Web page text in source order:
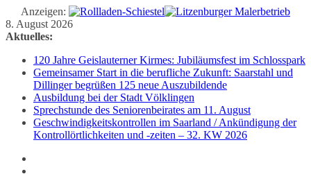
Anzeigen:
Zum
Inhalt
8. August 2026
Aktuelles:
120 Jahre Geislauterner Kirmes: Jubiläumsfest im Schlosspark
Gemeinsamer Start in die berufliche Zukunft: Saarstahl und
Dillinger begrüßen 125 neue Auszubildende
Ausbildung bei der Stadt Völklingen
Sprechstunde des Seniorenbeirates am 11. August
Geschwindigkeitskontrollen im Saarland / Ankündigung der
Kontrollörtlichkeiten und -zeiten – 32. KW 2026